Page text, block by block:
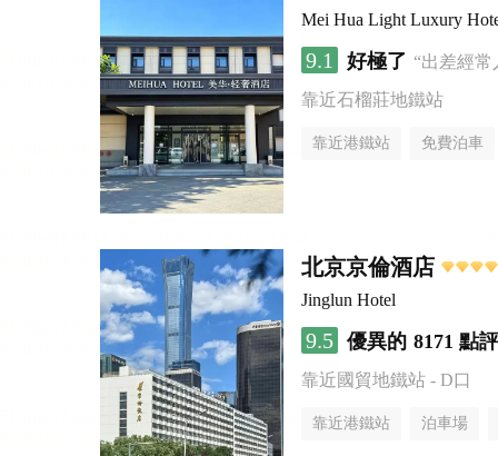
Mei Hua Light Luxury
9.1 好極了 “出差經常
靠近石榴莊地鐵站
靠近港鐵站 免費泊車
北京京倫酒店
Jinglun Hotel
9.5 優異的 8171 點評
靠近國貿地鐵站 - D口
靠近港鐵站 泊車場